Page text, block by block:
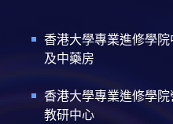
香港大學專業進修學
及中藥房
香港大學專業進修學
教研中心